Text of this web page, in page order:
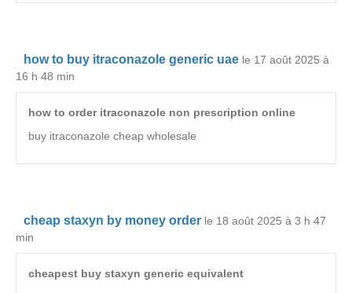
how to buy itraconazole generic uae le 17 août 2025 à
16 h 48 min
how to order itraconazole non prescription online
buy itraconazole cheap wholesale
cheap staxyn by money order le 18 août 2025 à 3 h 47
min
cheapest buy staxyn generic equivalent